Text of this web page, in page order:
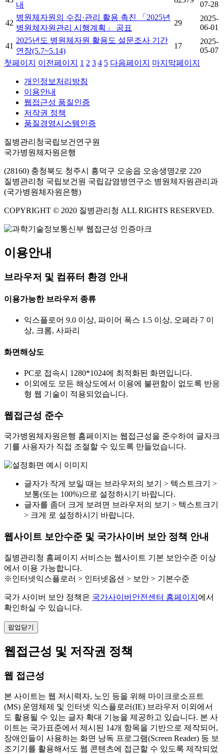
내 07-28
42
병원체자원의 수집·관리 활용 촉진 「2025년
병원체자원관리 시행계획」 공표
29
2025-
06-01
41
2025년도 병원체자원 활용도 설문조사 기간
연장(5.7~5.14)
17
2025-
05-07
첫페이지
이전페이지 1 2 3 4 5 다음페이지 마지막페이지
개인정보처리방침
이용안내
웹접근성 품질인증
저작권 정책
품질경영시스템인증
질병관리청국립보건연구원
국가병원체자원은행
(28160) 충청북도 청주시 흥덕구 오송읍 오송생명2로 220
질병관리청 국립보건원 국립감염병연구소 병원체자원관리과
(국가병원체자원은행)
COPYRIGHT © 2020 질병관리청 ALL RIGHTS RESERVED.
이용안내
브라우저 및 컴퓨터 환경 안내
이용가능한 브라우저 종류
익스플로어 9.0 이상, 파이어 폭스 1.5 이상, 오페라 7 이
상, 크롬, 사파리
화면해상도
PC로 접속시 1280*1024에 최적화된 화면입니다.
이외에도 모든 해상도에서 이용에 불편함이 없도록 반응
형 웹 기술이 적용되었습니다.
웹접근성 준수
국가병원체자원은행 홈페이지는 웹접근성을 준수하여 글자크
기를 사용자가 직접 조절할 수 있도록 만들었습니다.
글자가 작게 보일 때는 브라우저의 보기 > 텍스트크기 >
보통(또는 100%)으로 설정하시기 바랍니다.
글자를 좀더 크게 보려면 브라우저의 보기 > 텍스트크기
> 크게 로 설정하시기 바랍니다.
웹사이트 보안수준 및 국가사이버 보안 정책 안내
질병관리청 홈페이지 서비스는 웹사이트 기본 보안수준 이상
에서 이용 가능합니다.
※인터넷익스플로러 > 인터넷옵션 > 보안 > 기본수준
국가 사이버 보안 정책은 국가사이버안전센터 홈페이지 에서
확인하실 수 있습니다.
팝업닫기
웹접근성 및 저작권 정책
웹 접근성
본 사이트는 웹 저시력자, 노인 등을 위해 마이크로소프트
(MS) 운영체제 및 인터넷 익스플로러(IE) 브라우저 이외에서
도 활용될 수 있는 글자 확대 기능을 제공하고 있습니다. 본 사
이트는 국가표준에서 제시된 14개 항목을 기반으로 제작되어,
장애인들이 사용하는 화면 낭독 프로그램(Screen Reader) 등 보
조기기를 활용해서도 웹 콘텐츠에 접근할 수 있도록 제작되었